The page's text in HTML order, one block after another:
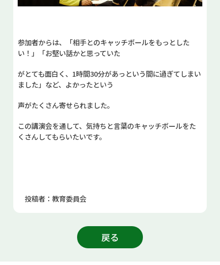
参加者からは、「相手とのキャッチボールをもっとした
い！」「お堅い話かと思っていた
がとても面白く、1時間30分があっという間に過ぎてしまい
ました」など、よかったという
声がたくさん寄せられました。
この講演会を通して、気持ちと言葉のキャッチボールをた
くさんしてもらいたいです。
投稿者：教育委員会
戻る